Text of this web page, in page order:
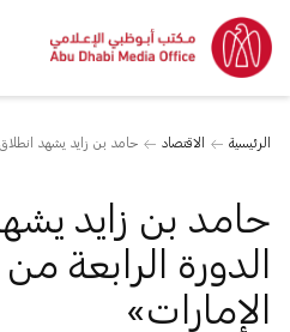
الرئيسية الاقتصاد حامد بن زايد يشهد
حامد بن زايد
الدورة الرابعة
الإمارات»